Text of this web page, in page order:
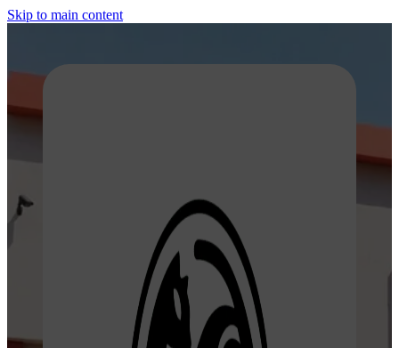
Skip to main content